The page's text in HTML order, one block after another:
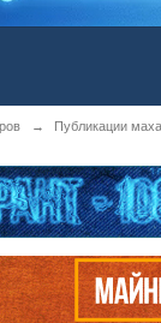
→ Публикации